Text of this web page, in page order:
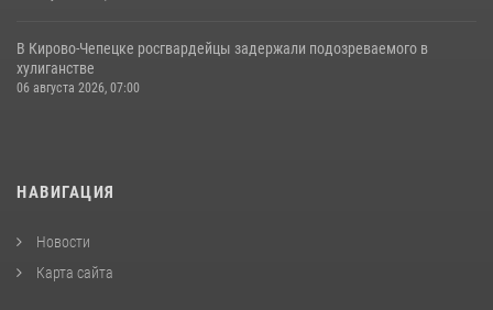
В Кирово-Чепецке росгвардейцы задержали подозреваемого в
хулиганстве
06 августа 2026, 07:00
НАВИГАЦИЯ
Новости
Карта сайта